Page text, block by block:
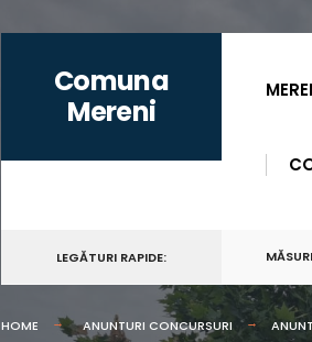
content
Comuna
Mereni
LEGĂTURI RAPIDE:
HOME ANUNTURI CONCURSURI